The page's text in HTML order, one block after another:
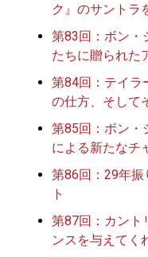
ク』のサントラ
第83回：ボン・
たちに贈られた
第84回：テイラ
の仕方、そして
第85回：ボン・
による新たなチ
第86回：29年振
ト
第87回：カント
ンスを与えてく